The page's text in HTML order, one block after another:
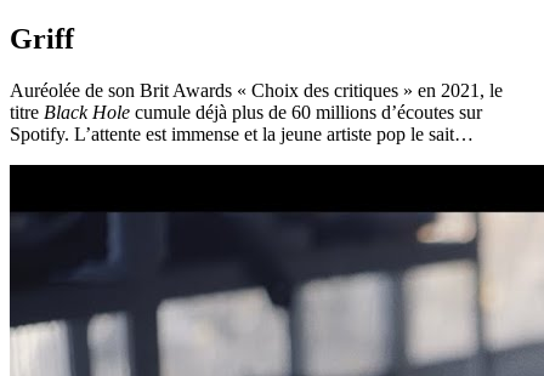
Griff
Auréolée de son Brit Awards « Choix des critiques » en 2021, le
titre Black Hole cumule déjà plus de 60 millions d’écoutes sur
Spotify. L’attente est immense et la jeune artiste pop le sait…